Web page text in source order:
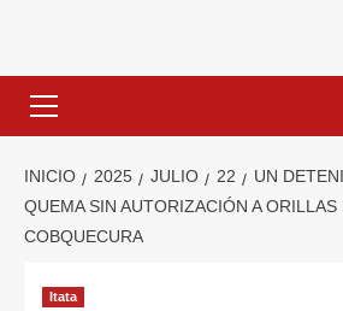
INICIO 2025 JULIO 22
UN
QUEMA SIN AUTORIZACIÓN A ORILLAS
COBQUECURA
Itata